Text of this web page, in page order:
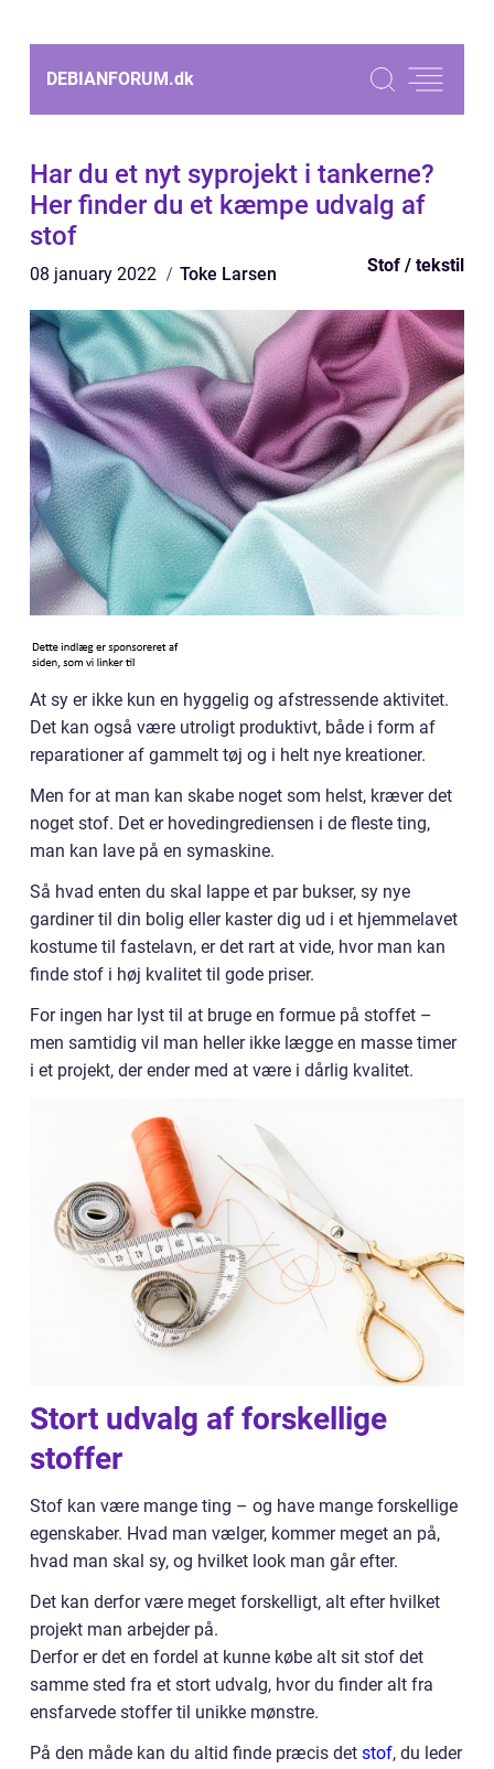
DEBIANFORUM.dk
Har du et nyt syprojekt i tankerne?
Her finder du et kæmpe udvalg af
stof
08 january 2022 Toke Larsen Stof / tekstil
At sy er ikke kun en hyggelig og afstressende aktivitet.
Det kan også være utroligt produktivt, både i form af
reparationer af gammelt tøj og i helt nye kreationer.
Men for at man kan skabe noget som helst, kræver det
noget stof. Det er hovedingrediensen i de fleste ting,
man kan lave på en symaskine.
Så hvad enten du skal lappe et par bukser, sy nye
gardiner til din bolig eller kaster dig ud i et hjemmelavet
kostume til fastelavn, er det rart at vide, hvor man kan
finde stof i høj kvalitet til gode priser.
For ingen har lyst til at bruge en formue på stoffet –
men samtidig vil man heller ikke lægge en masse timer
i et projekt, der ender med at være i dårlig kvalitet.
Stort udvalg af forskellige
stoffer
Stof kan være mange ting – og have mange forskellige
egenskaber. Hvad man vælger, kommer meget an på,
hvad man skal sy, og hvilket look man går efter.
Det kan derfor være meget forskelligt, alt efter hvilket
projekt man arbejder på.
Derfor er det en fordel at kunne købe alt sit stof det
samme sted fra et stort udvalg, hvor du finder alt fra
ensfarvede stoffer til unikke mønstre.
På den måde kan du altid finde præcis det stof, du leder